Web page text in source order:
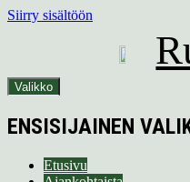
Siirry sisältöön
Valikko
ENSISIJAINEN
Etusivu